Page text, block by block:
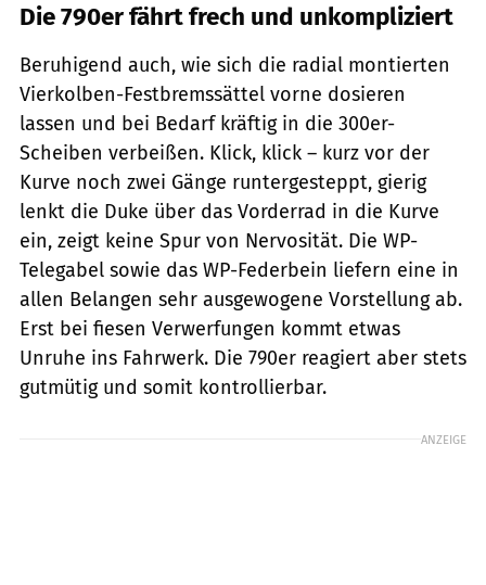
Die 790er fährt frech und unkompliziert
Beruhigend auch, wie sich die radial montierten
Vierkolben-Festbremssättel vorne dosieren
lassen und bei Bedarf kräftig in die 300er-
Scheiben verbeißen. Klick, klick – kurz vor der
Kurve noch zwei Gänge runtergesteppt, gierig
lenkt die Duke über das Vorderrad in die Kurve
ein, zeigt keine Spur von Nervosität. Die WP-
Telegabel sowie das WP-Federbein liefern eine in
allen Belangen sehr ausgewogene Vorstellung ab.
Erst bei fiesen Verwerfungen kommt etwas
Unruhe ins Fahrwerk. Die 790er reagiert aber stets
gutmütig und somit kontrollierbar.
ANZEIGE